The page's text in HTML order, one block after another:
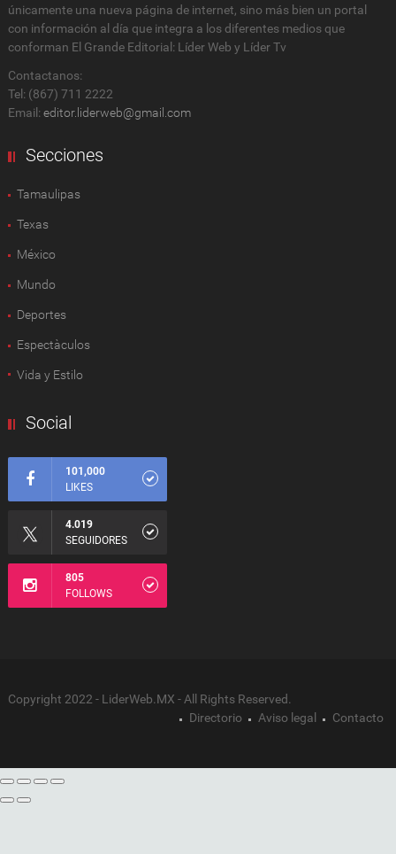
únicamente una nueva página de internet, sino más bien un portal
con información al día que integra a los diferentes medios que
conforman El Grande Editorial: Líder Web y Líder Tv
Contactanos:
Tel: (867) 711 2222
Email: editor.liderweb@gmail.com
Secciones
Tamaulipas
Texas
México
Mundo
Deportes
Espectàculos
Vida y Estilo
Social
101,000
LIKES
4.019
SEGUIDORES
805
FOLLOWS
Copyright 2022 - LiderWeb.MX - All Rights Reserved.
Directorio
Aviso legal Contacto